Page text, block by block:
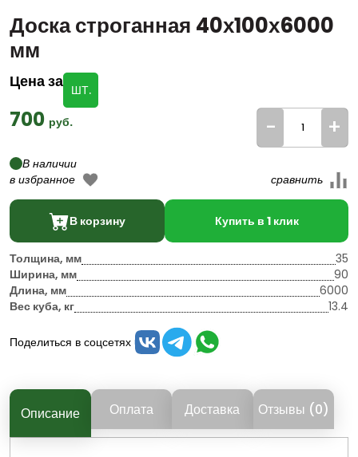
Доска строганная 40х100х6000
мм
Цена за ШТ.
700 руб. - +
В наличии
В корзину Купить в 1 клик
Толщина, мм
35
Ширина, мм
90
Длина, мм
6000
Вес куба, кг
13.4
Поделиться в соцсетях
Описание Оплата Доставка Отзывы (0)